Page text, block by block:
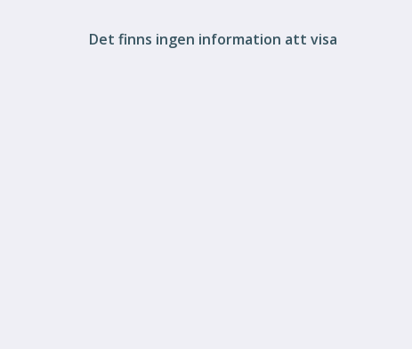
Det finns ingen information att visa